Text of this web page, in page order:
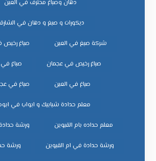
دهان وصباغ محترف في العين
ديكورات و صبغ و دهان في
شركة صبغ في العين صباغ رخيص
صباغ رخيص في عجمان صباغ في
صباغ في العين صباغ في
معلم حدادة شبابيك و ابواب في
معلم حداده بام القيوين ورشة
ورشة حدادة في ام القيوين ورشة